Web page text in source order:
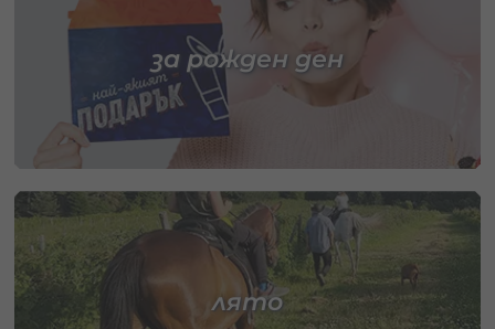
за рожден ден
лято